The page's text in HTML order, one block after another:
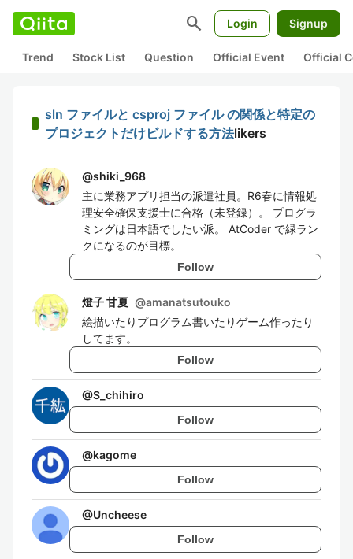
search Login Signup
Trend Stock List Question Official Event Official
sln ファイルと csproj ファイル の関係と特定の
プロジェクトだけビルドする方法likers
@shiki_968
主に業務アプリ担当の派遣社員。R6春に情報処
理安全確保支援士に合格（未登録）。 プログラ
ミングは日本語でしたい派。 AtCoder で緑ラン
クになるのが目標。
Follow
燈子 甘夏 @amanatsutouko
絵描いたりプログラム書いたりゲーム作ったり
してます。
Follow
@S_chihiro
Follow
@kagome
Follow
@Uncheese
Follow